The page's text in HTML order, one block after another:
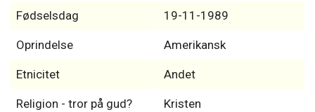
Fødselsdag
19-11-1989
Oprindelse Amerikansk
Etnicitet Andet
Religion - tror på gud? Kristen